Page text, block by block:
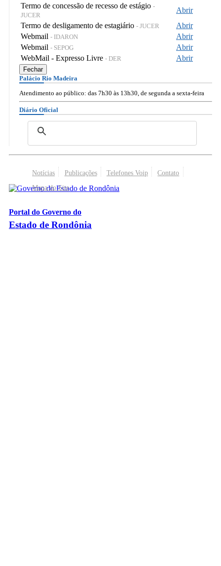
Termo de concessão de recesso de estágio -
JUCER
Abrir
Termo de desligamento de estagiário - JUCER
Abrir
Webmail - IDARON
Abrir
Webmail - SEPOG
Abrir
WebMail - Expresso Livre - DER Abrir
Fechar
Palácio Rio Madeira
Atendimento ao público: das 7h30 às 13h30, de segunda a sexta-feira
Diário Oficial
Notícias Publicações Telefones Voip
Contato
Mapa do Site
Portal do Governo do
Estado de Rondônia